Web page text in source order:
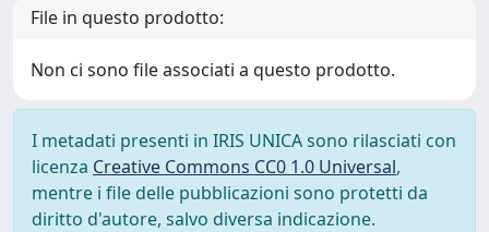
File in questo prodotto:
Non ci sono file associati a questo prodotto.
I metadati presenti in IRIS UNICA sono rilasciati con
licenza Creative Commons CC0 1.0 Universal,
mentre i file delle pubblicazioni sono protetti da
diritto d'autore, salvo diversa indicazione.